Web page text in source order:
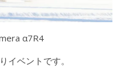
α7R4
イベントです。